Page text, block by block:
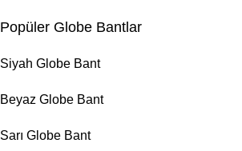
Popüler Globe Bantlar
Siyah Globe Bant
Beyaz Globe Bant
Sarı Globe Bant